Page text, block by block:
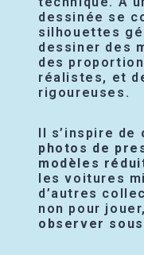
dessinée se
silhouettes
dessiner des
des
réalistes, et
rigoureuses.
Il s’inspire de
photos de
modèles
les voitures
d’autres
non pour
observer